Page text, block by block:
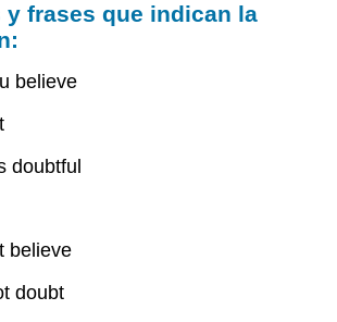
y frases que indican la
believe
doubtful
believe
doubt